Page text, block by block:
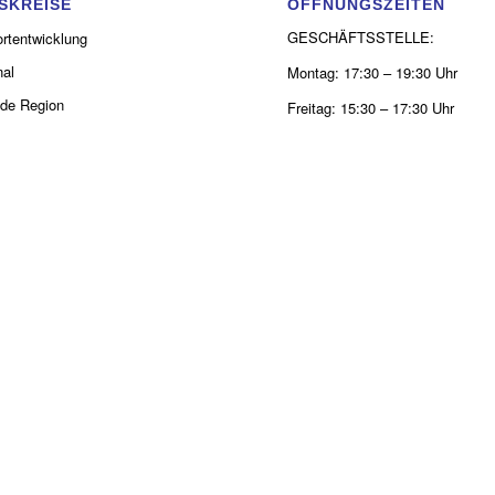
Region
ÖFFNUNGSZEITEN
GESCHÄFTSSTELLE:
Montag: 17:30 – 19:30 Uhr
Freitag: 15:30 – 17:30 Uhr